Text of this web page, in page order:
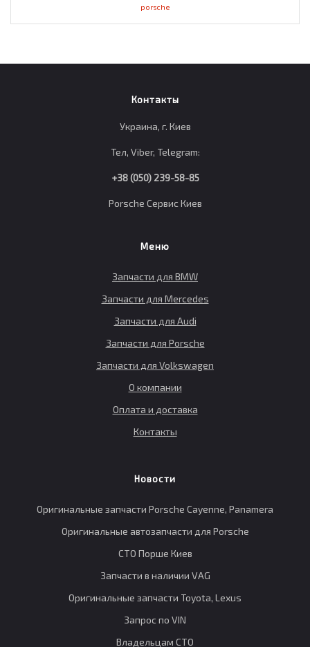
porsche
Контакты
Украина, г. Киев
Тел, Viber, Telegram:
+38 (050) 239-58-85
Porsche Сервис Киев
Меню
Запчасти для BMW
Запчасти для Mercedes
Запчасти для Audi
Запчасти для Porsche
Запчасти для Volkswagen
О компании
Оплата и доставка
Контакты
Новости
Оригинальные запчасти Porsche Cayenne, Panamera
Оригинальные автозапчасти для Porsche
СТО Порше Киев
Запчасти в наличии VAG
Оригинальные запчасти Toyota, Lexus
Запрос по VIN
Владельцам СТО